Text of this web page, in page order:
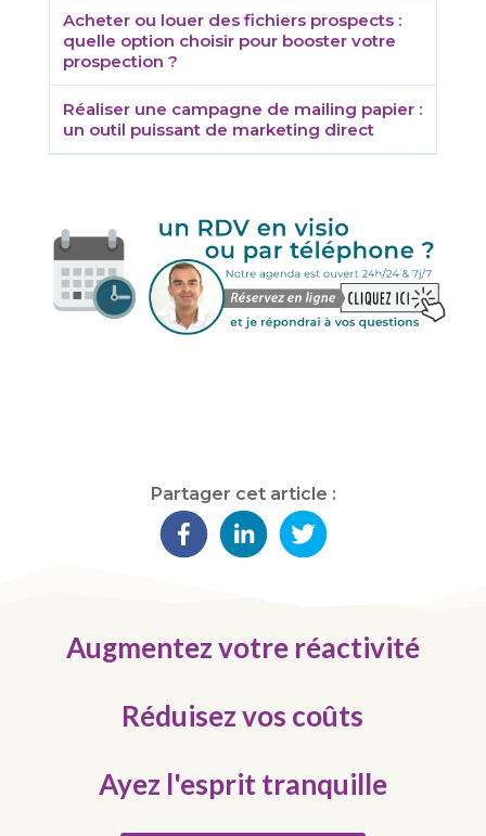
Acheter ou louer des fichiers prospects :
quelle option choisir pour booster votre
prospection ?
Réaliser une campagne de mailing papier :
un outil puissant de marketing direct
Partager cet article :
Augmentez votre réactivité
Réduisez vos coûts
Ayez l'esprit tranquille